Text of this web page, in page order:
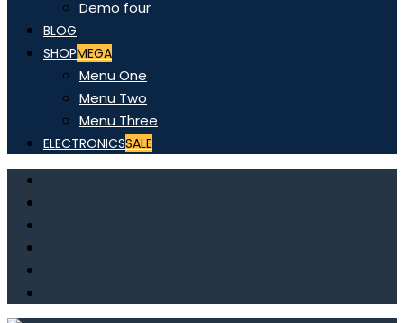
Demo four
BLOG
SHOPMEGA
Menu One
Menu Two
Menu Three
ELECTRONICSSALE